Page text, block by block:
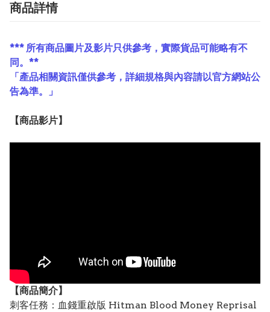
商品詳情
*** 所有商品圖片及影片只供參考，實際貨品可能略有不
同。**
「產品相關資訊僅供參考，詳細規格與內容請以官方網站公
告為準。」
【商品影片】
【商品簡介】
刺客任務：血錢重啟版 Hitman Blood Money Reprisal